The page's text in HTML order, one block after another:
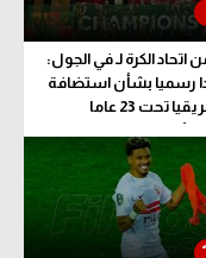
الكرة لـ في الجول:
رسميا بشأن استضافة
كأس إفريقيا تحت 23 عاما